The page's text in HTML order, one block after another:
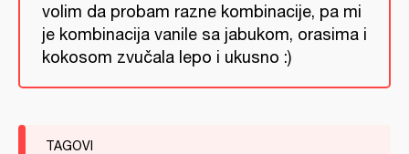
volim da probam razne kombinacije, pa mi
je kombinacija vanile sa jabukom, orasima i
kokosom zvučala lepo i ukusno :)
TAGOVI